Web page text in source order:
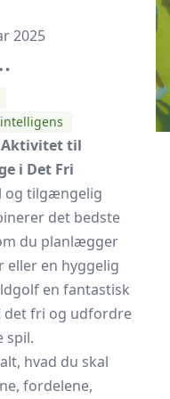
2025
Aktivitet til
i Det Fri
og tilgængelig
det bedste
du planlægger
eller en hyggelig
en fantastisk
det fri og udfordre
spil.
hvad du skal
fordelene,